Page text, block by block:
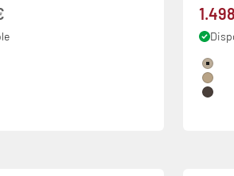
Prix
Couleur
Chêne